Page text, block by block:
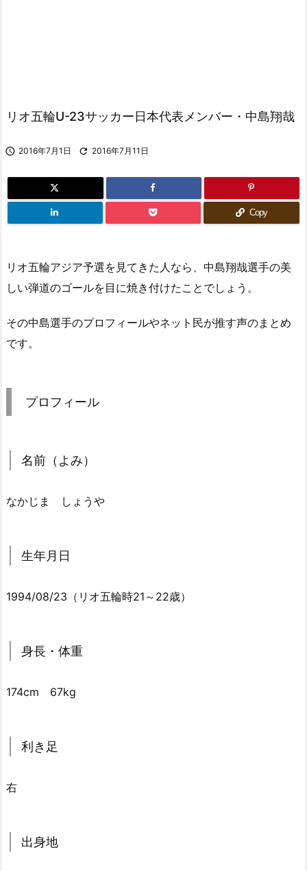
リオ五輪U-23サッカー日本代表メンバー・中島翔哉
 2016年7月1日  2016年7月11日
Copy
リオ五輪アジア予選を見てきた人なら、中島翔哉選手の美
しい弾道のゴールを目に焼き付けたことでしょう。
その中島選手のプロフィールやネット民が推す声のまとめ
です。
プロフィール
名前（よみ）
なかじま しょうや
生年月日
1994/08/23（リオ五輪時21～22歳）
身長・体重
174cm 67kg
利き足
右
出身地